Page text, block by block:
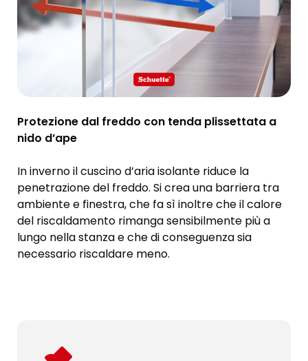
Protezione dal freddo con tenda plissettata a
nido d’ape
In inverno il cuscino d’aria isolante riduce la
penetrazione del freddo. Si crea una barriera tra
ambiente e finestra, che fa sì inoltre che il calore
del riscaldamento rimanga sensibilmente più a
lungo nella stanza e che di conseguenza sia
necessario riscaldare meno.